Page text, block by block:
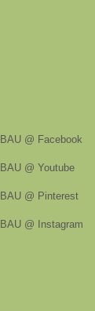
@ Facebook
@ Youtube
@ Pinterest
@ Instagram